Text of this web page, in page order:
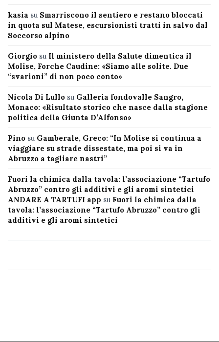
kasia su Smarriscono il sentiero e restano bloccati
in quota sul Matese, escursionisti tratti in salvo dal
Soccorso alpino
Giorgio su Il ministero della Salute dimentica il
Molise, Forche Caudine: «Siamo alle solite. Due
“svarioni” di non poco conto»
Nicola Di Lullo su Galleria fondovalle Sangro,
Monaco: «Risultato storico che nasce dalla stagione
politica della Giunta D’Alfonso»
Pino su Gamberale, Greco: “In Molise si continua a
viaggiare su strade dissestate, ma poi si va in
Abruzzo a tagliare nastri”
Fuori la chimica dalla tavola: l’associazione “Tartufo
Abruzzo” contro gli additivi e gli aromi sintetici
ANDARE A TARTUFI app su Fuori la chimica dalla
tavola: l’associazione “Tartufo Abruzzo” contro gli
additivi e gli aromi sintetici